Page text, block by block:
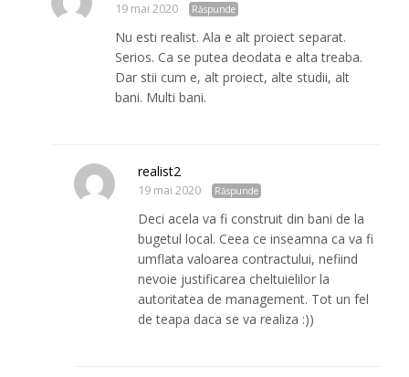
19 mai 2020 Răspunde
Nu esti realist. Ala e alt proiect separat.
Serios. Ca se putea deodata e alta treaba.
Dar stii cum e, alt proiect, alte studii, alt
bani. Multi bani.
realist2
19 mai 2020 Răspunde
Deci acela va fi construit din bani de la
bugetul local. Ceea ce inseamna ca va fi
umflata valoarea contractului, nefiind
nevoie justificarea cheltuielilor la
autoritatea de management. Tot un fel
de teapa daca se va realiza :))